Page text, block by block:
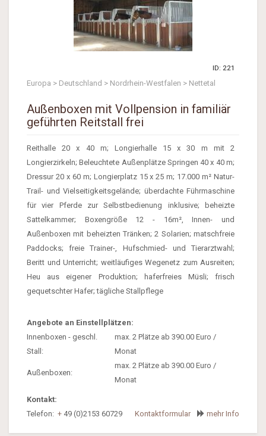
ID: 221
Europa > Deutschland > Nordrhein-Westfalen > Nettetal
Außenboxen mit Vollpension in familiär
geführten Reitstall frei
Reithalle 20 x 40 m; Longierhalle 15 x 30 m mit 2
Longierzirkeln; Beleuchtete Außenplätze Springen 40 x 40 m;
Dressur 20 x 60 m; Longierplatz 15 x 25 m; 17.000 m² Natur-
Trail- und Vielseitigkeitsgelände; überdachte Führmaschine
für vier Pferde zur Selbstbedienung inklusive; beheizte
Sattelkammer; Boxengröße 12 - 16m², Innen- und
Außenboxen mit beheizten Tränken; 2 Solarien; matschfreie
Paddocks; freie Trainer-, Hufschmied- und Tierarztwahl;
Beritt und Unterricht; weitläufiges Wegenetz zum Ausreiten;
Heu aus eigener Produktion; haferfreies Müsli; frisch
gequetschter Hafer; tägliche Stallpflege
Angebote an Einstellplätzen:
Innenboxen - geschl.
Stall:
max. 2 Plätze ab 390.00 Euro /
Monat
Außenboxen:
max. 2 Plätze ab 390.00 Euro /
Monat
Kontakt:
Telefon: + 49 (0)2153 60729 Kontaktformular mehr Info